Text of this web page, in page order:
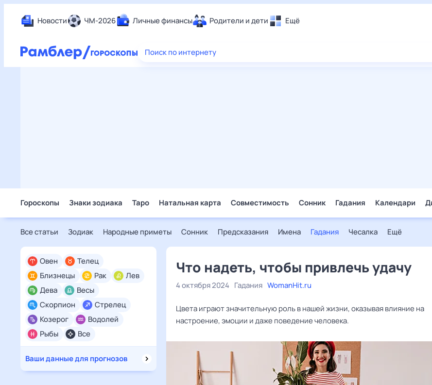
Новости ЧМ-2026 Личные финансы Родители и дети Ещё
Еда
Поиск по интернету
Гороскопы Знаки зодиака Таро Натальная карта Совместимость Сонник Гадания Календари
Все статьи Зодиак Народные приметы Сонник Предсказания Имена Гадания Чесалка Ещё
Все
Овен
Телец
Близнецы
Рак
Лев
Дева
Весы
Скорпион
Стрелец
Козерог
Водолей
Рыбы
Ваши данные для прогнозов
Что надеть, чтобы привлечь удачу
4 октября 2024 Гадания WomanHit.ru
Цвета играют значительную роль в нашей жизни, оказывая влияние на
настроение, эмоции и даже поведение человека.